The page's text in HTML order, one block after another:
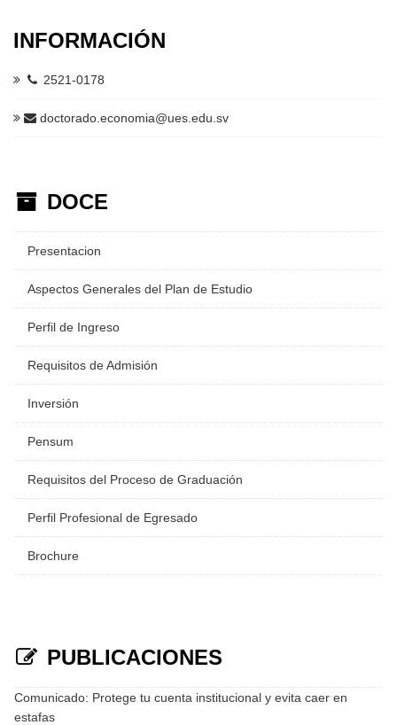
INFORMACIÓN
2521-0178
doctorado.economia@ues.edu.sv
DOCE
Presentacion
Aspectos Generales del Plan de Estudio
Perfil de Ingreso
Requisitos de Admisión
Inversión
Pensum
Requisitos del Proceso de Graduación
Perfil Profesional de Egresado
Brochure
PUBLICACIONES
Comunicado: Protege tu cuenta institucional y evita caer en
estafas